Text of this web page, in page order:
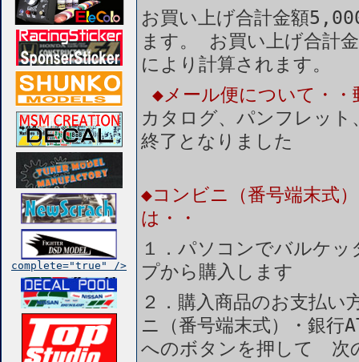
complete="true" />
お買い上げ合計金額
ます。 お買い上げ合計
により計算されます。
◆メール便について・・
カタログ、パンフレッ
終了となりました
◆コンビニ（番号端末式
は・・
１．パソコンでバルケッ
プから購入します
２．購入商品のお支払
ニ（番号端末式）・銀
へのボタンを押して 次